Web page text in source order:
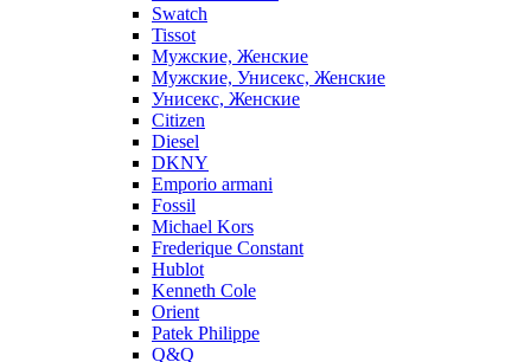
Swatch
Tissot
Мужские, Женские
Мужские, Унисекс, Женские
Унисекс, Женские
Citizen
Diesel
DKNY
Emporio armani
Fossil
Michael Kors
Frederique Constant
Hublot
Kenneth Cole
Orient
Patek Philippe
Q&Q